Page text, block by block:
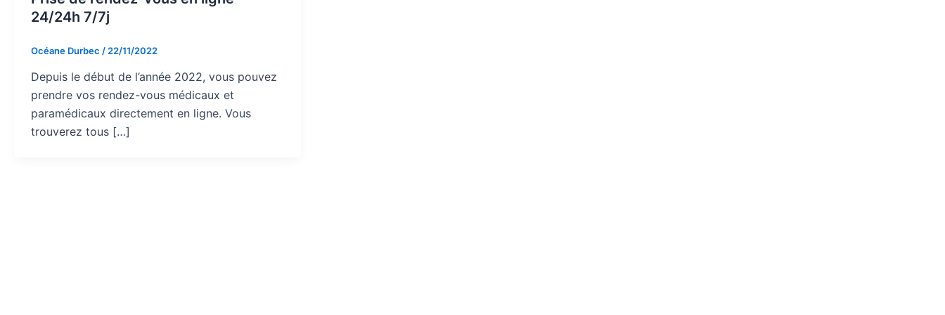
24/24h 7/7j
Océane Durbec / 22/11/2022
Depuis le début de l’année 2022, vous pouvez
prendre vos rendez-vous médicaux et
paramédicaux directement en ligne. Vous
trouverez tous […]